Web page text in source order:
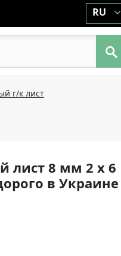
RU
г/к лист
лист 8 мм 2 х 6
в Украине